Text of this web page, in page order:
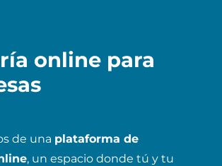
online para
de una plataforma de
, un espacio donde tú y tu